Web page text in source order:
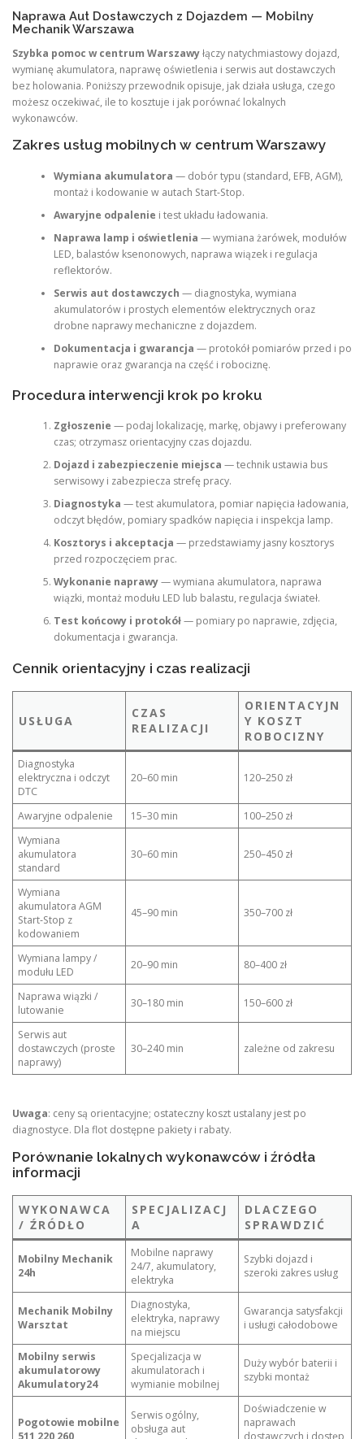
Naprawa Aut Dostawczych z Dojazdem — Mobilny
Mechanik Warszawa
Szybka pomoc w centrum Warszawyłączy natychmiastowy dojazd,
wymianę akumulatora, naprawę oświetlenia i serwis aut dostawczych
bez holowania. Poniższy przewodnik opisuje, jak działa usługa, czego
możesz oczekiwać, ile to kosztuje i jak porównać lokalnych
wykonawców.
Zakres usług mobilnych w centrum Warszawy
Wymiana akumulatora — dobór typu (standard, EFB, AGM),
montaż i kodowanie w autach Start‑Stop.
Awaryjne odpalenie i test układu ładowania.
Naprawa lamp i oświetlenia — wymiana żarówek, modułów
LED, balastów ksenonowych, naprawa wiązek i regulacja
reflektorów.
Serwis aut dostawczych — diagnostyka, wymiana
akumulatorów i prostych elementów elektrycznych oraz
drobne naprawy mechaniczne z dojazdem.
Dokumentacja i gwarancja — protokół pomiarów przed i po
naprawie oraz gwarancja na część i robociznę.
Procedura interwencji krok po kroku
Zgłoszenie — podaj lokalizację, markę, objawy i preferowany
czas; otrzymasz orientacyjny czas dojazdu.
Dojazd i zabezpieczenie miejsca — technik ustawia bus
serwisowy i zabezpiecza strefę pracy.
Diagnostyka — test akumulatora, pomiar napięcia ładowania,
odczyt błędów, pomiary spadków napięcia i inspekcja lamp.
Kosztorys i akceptacja — przedstawiamy jasny kosztorys
przed rozpoczęciem prac.
Wykonanie naprawy— wymiana akumulatora, naprawa
wiązki, montaż modułu LED lub balastu, regulacja świateł.
Test końcowy i protokół— pomiary po naprawie, zdjęcia,
dokumentacja i gwarancja.
Cennik orientacyjny i czas realizacji
USŁUGA
CZAS
REALIZACJI
ORIENTACYJN
Y KOSZT
ROBOCIZNY
Diagnostyka
elektryczna i odczyt
DTC
20–60 min 120–250 zł
Awaryjne odpalenie 15–30 min
100–250 zł
Wymiana
akumulatora
standard
30–60 min 250–450 zł
Wymiana
akumulatora AGM
Start‑Stop z
kodowaniem
45–90 min 350–700 zł
Wymiana lampy /
modułu LED
20–90 min 80–400 zł
Naprawa wiązki /
lutowanie
30–180 min 150–600 zł
Serwis aut
dostawczych (proste
naprawy)
30–240 min zależne od zakresu
Uwaga: ceny są orientacyjne; ostateczny koszt ustalany jest po
diagnostyce. Dla flot dostępne pakiety i rabaty.
Porównanie lokalnych wykonawców i źródła
informacji
WYKONAWCA
/ ŹRÓDŁO
SPECJALIZACJ
A
DLACZEGO
SPRAWDZIĆ
Mobilny Mechanik
24h
Mobilne naprawy
24/7, akumulatory,
elektryka
Szybki dojazd i
szeroki zakres usług
Mechanik Mobilny
Warsztat
Diagnostyka,
elektryka, naprawy
na miejscu
Gwarancja satysfakcji
i usługi całodobowe
Mobilny serwis
akumulatorowy
Akumulatory24
Specjalizacja w
akumulatorach i
wymianie mobilnej
Duży wybór baterii i
szybki montaż
Pogotowie mobilne
511 220 260
Serwis ogólny,
obsługa aut
Doświadczenie w
naprawach
dostawczych i dostęp